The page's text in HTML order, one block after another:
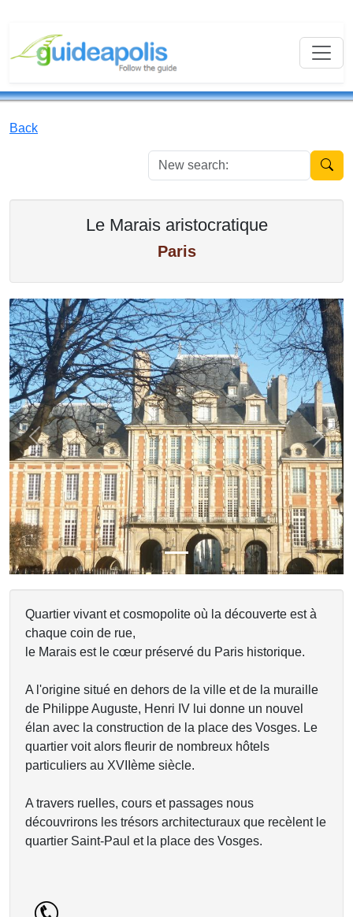
Back
New
Le Marais aristocratique
Paris
Previous Next
Quartier vivant et cosmopolite où la découverte est à
chaque coin de rue,
le Marais est le cœur préservé du Paris historique.
A l'origine situé en dehors de la ville et de la muraille
de Philippe Auguste, Henri IV lui donne un nouvel
élan avec la construction de la place des Vosges. Le
quartier voit alors fleurir de nombreux hôtels
particuliers au XVIIème siècle.
A travers ruelles, cours et passages nous
découvrirons les trésors architecturaux que recèlent le
quartier Saint-Paul et la place des Vosges.